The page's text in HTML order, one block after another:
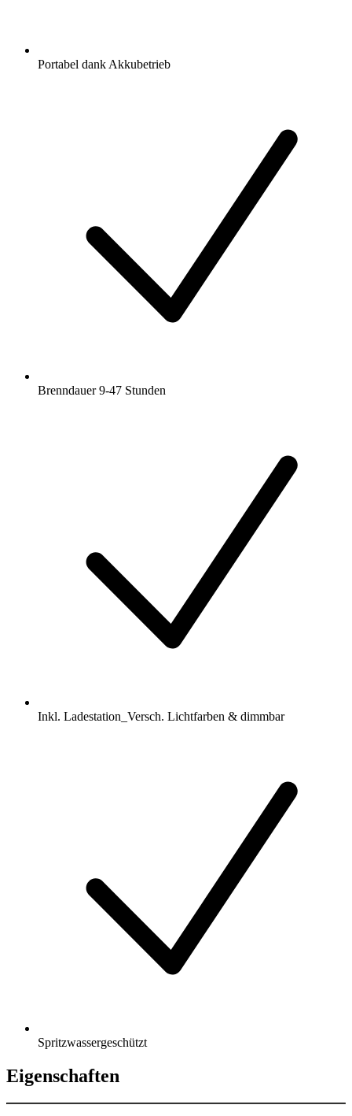
Portabel dank Akkubetrieb
Brenndauer 9-47 Stunden
Inkl. Ladestation_Versch. Lichtfarben & dimmbar
Spritzwassergeschützt
Eigenschaften